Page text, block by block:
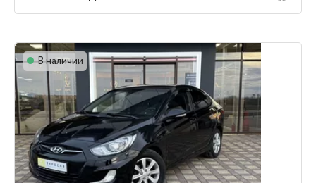
В наличии